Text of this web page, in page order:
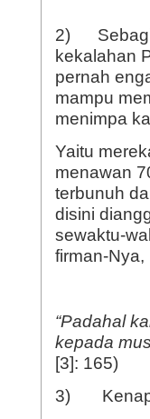
2)
kekalahan
pernah
mampu
menimpa
Yaitu
menawan
terbunuh
disini
sewaktu-
firman-Nya,
“Padahal
kepada
[3]: 165)
3)